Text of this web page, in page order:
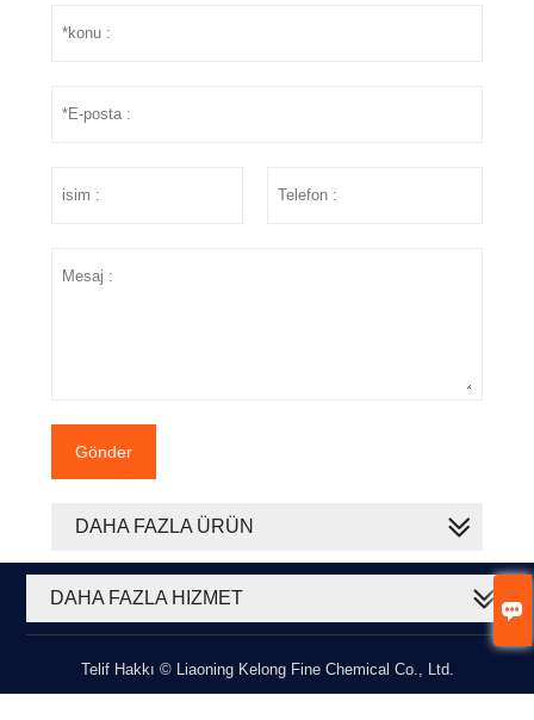

Gönder
DAHA FAZLA ÜRÜN
DAHA FAZLA HIZMET
Telif Hakkı © Liaoning Kelong Fine Chemical Co., Ltd.